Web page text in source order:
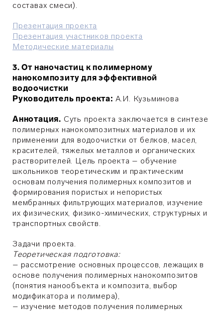
составах смеси).
Презентация проекта
Презентация участников проекта
Методические материалы
3. От наночастиц к полимерному
нанокомпозиту для эффективной
водоочистки
Руководитель проекта: А.И. Кузьминова
Аннотация. Суть проекта заключается в синтезе
полимерных нанокомпозитных материалов и их
применении для водоочистки от белков, масел,
красителей, тяжелых металлов и органических
растворителей. Цель проекта – обучение
школьников теоретическим и практическим
основам получения полимерных композитов и
формирования пористых и непористых
мембранных фильтрующих материалов, изучение
их физических, физико-химических, структурных и
транспортных свойств.
Задачи проекта.
Теоретическая подготовка:
– рассмотрение основных процессов, лежащих в
основе получения полимерных нанокомпозитов
(понятия нанообъекта и композита, выбор
модификатора и полимера),
– изучение методов получения полимерных